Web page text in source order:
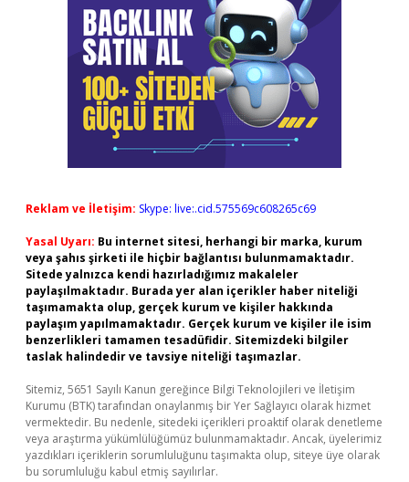
Reklam ve İletişim: Skype: live:.cid.575569c608265c69
Yasal Uyarı: Bu internet sitesi, herhangi bir marka, kurum
veya şahıs şirketi ile hiçbir bağlantısı bulunmamaktadır.
Sitede yalnızca kendi hazırladığımız makaleler
paylaşılmaktadır. Burada yer alan içerikler haber niteliği
taşımamakta olup, gerçek kurum ve kişiler hakkında
paylaşım yapılmamaktadır. Gerçek kurum ve kişiler ile isim
benzerlikleri tamamen tesadüfidir. Sitemizdeki bilgiler
taslak halindedir ve tavsiye niteliği taşımazlar.
Sitemiz, 5651 Sayılı Kanun gereğince Bilgi Teknolojileri ve İletişim
Kurumu (BTK) tarafından onaylanmış bir Yer Sağlayıcı olarak hizmet
vermektedir. Bu nedenle, sitedeki içerikleri proaktif olarak denetleme
veya araştırma yükümlülüğümüz bulunmamaktadır. Ancak, üyelerimiz
yazdıkları içeriklerin sorumluluğunu taşımakta olup, siteye üye olarak
bu sorumluluğu kabul etmiş sayılırlar.